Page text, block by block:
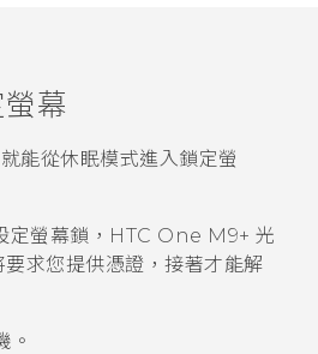
幕
能從休眠模式進入鎖定螢
螢幕鎖， HTC One M9+ 光
要求您提供憑證，接著才能解
。